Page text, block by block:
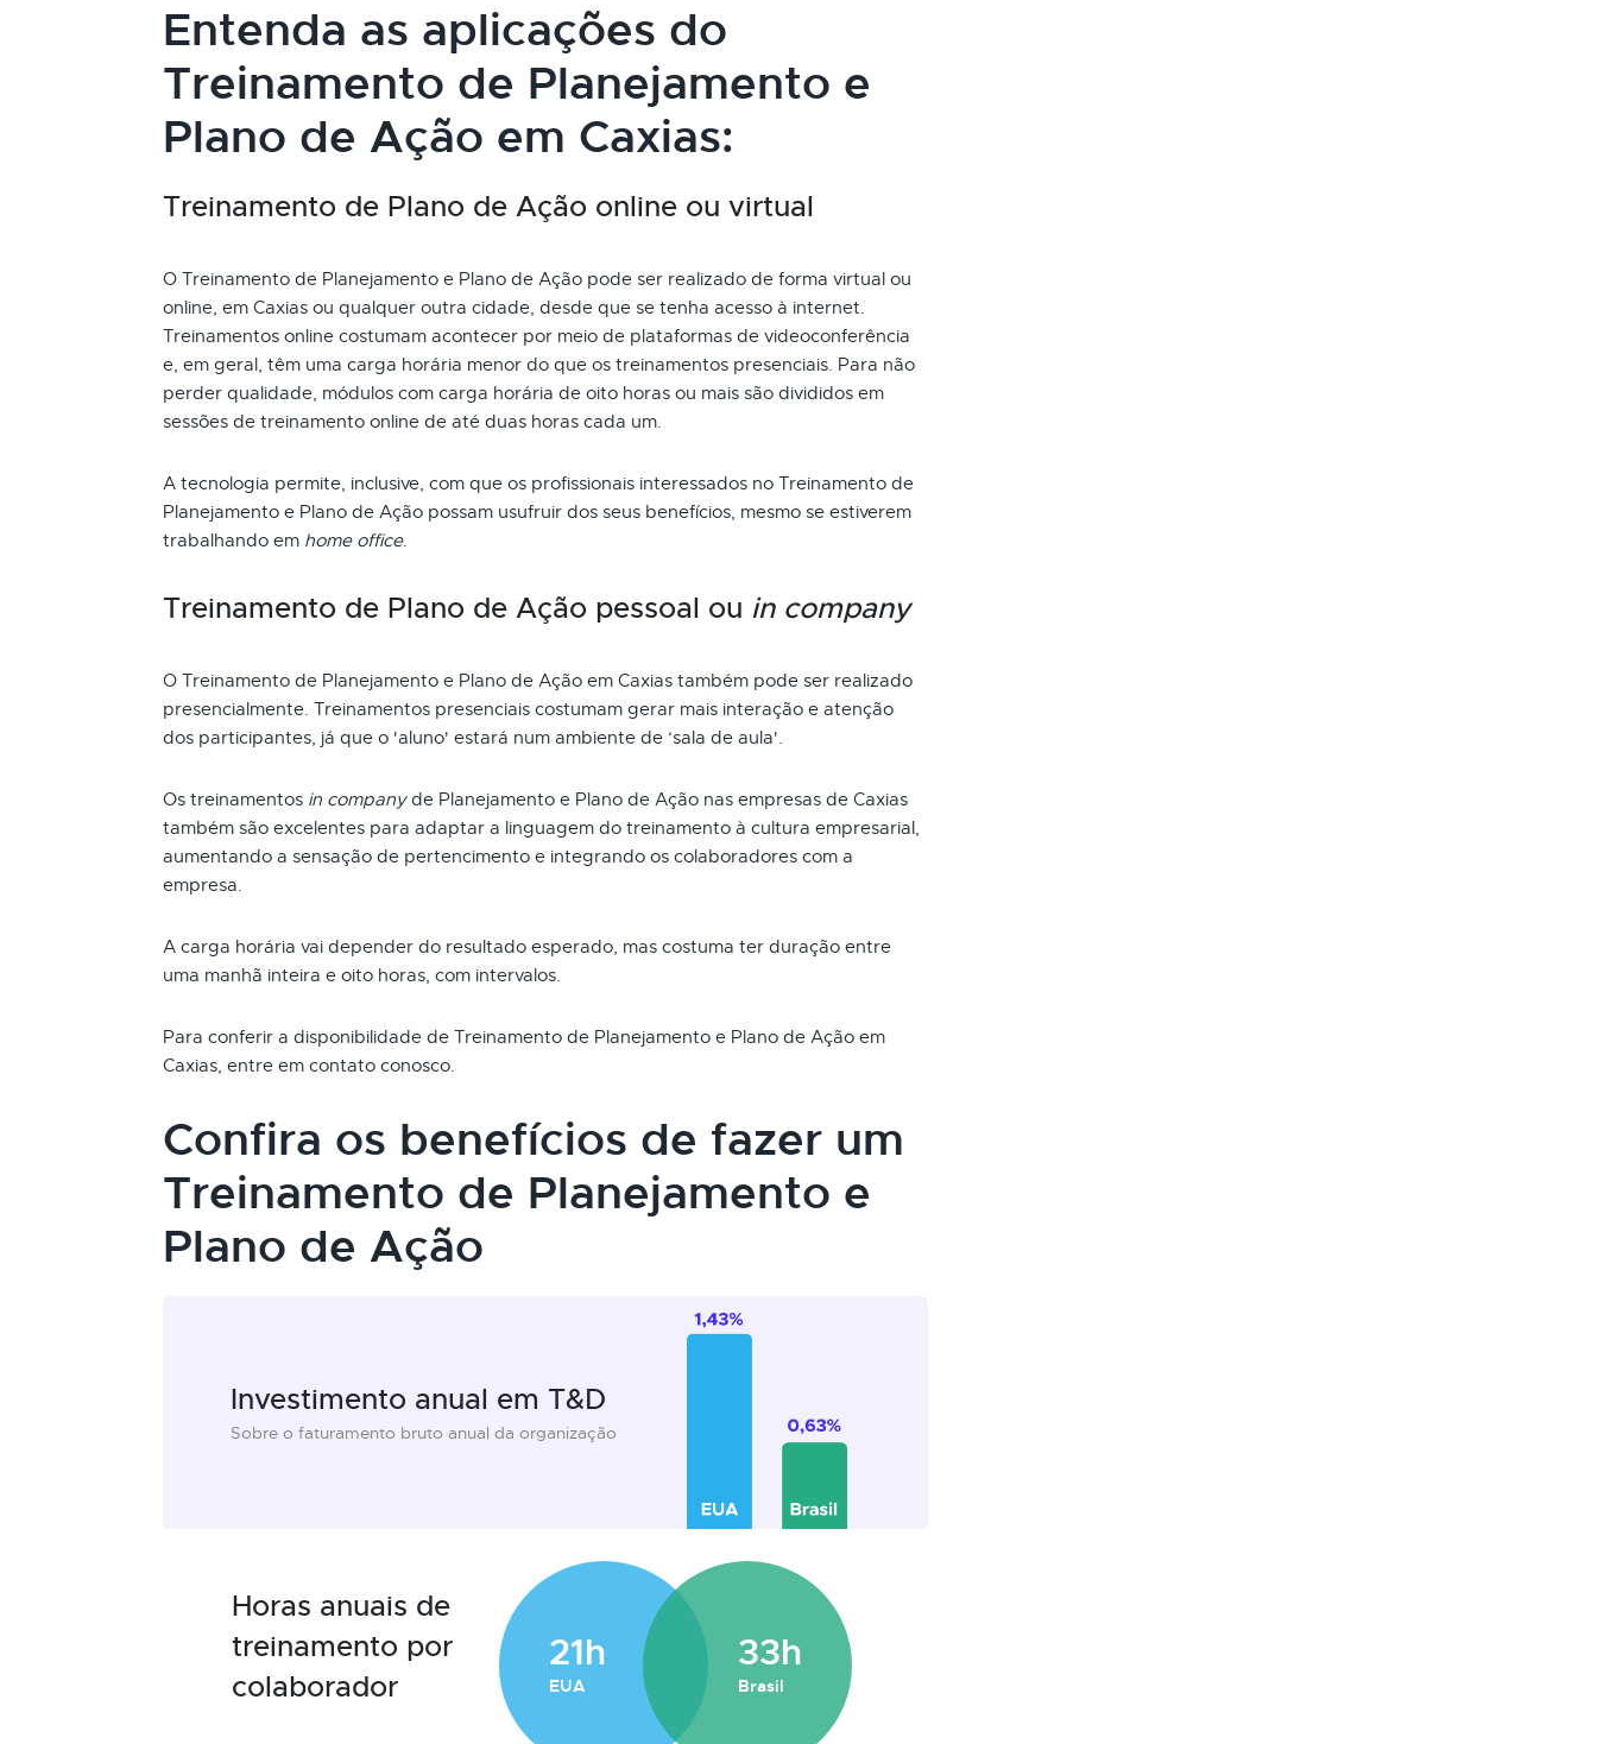
Entenda as aplicações do
Treinamento de Planejamento e
Plano de Ação em Caxias:
Treinamento de Plano de Ação online ou virtual
O Treinamento de Planejamento e Plano de Ação pode ser realizado de forma virtual ou
online, em Caxias ou qualquer outra cidade, desde que se tenha acesso à internet.
Treinamentos online costumam acontecer por meio de plataformas de videoconferência
e, em geral, têm uma carga horária menor do que os treinamentos presenciais. Para não
perder qualidade, módulos com carga horária de oito horas ou mais são divididos em
sessões de treinamento online de até duas horas cada um.
A tecnologia permite, inclusive, com que os profissionais interessados no Treinamento de
Planejamento e Plano de Ação possam usufruir dos seus benefícios, mesmo se estiverem
trabalhando em home office.
Treinamento de Plano de Ação pessoal ou in company
O Treinamento de Planejamento e Plano de Ação em Caxias também pode ser realizado
presencialmente. Treinamentos presenciais costumam gerar mais interação e atenção
dos participantes, já que o 'aluno' estará num ambiente de ‘sala de aula'.
Os treinamentos in companyde Planejamento e Plano de Ação nas empresas de Caxias
também são excelentes para adaptar a linguagem do treinamento à cultura empresarial,
aumentando a sensação de pertencimento e integrando os colaboradores com a
empresa.
A carga horária vai depender do resultado esperado, mas costuma ter duração entre
uma manhã inteira e oito horas, com intervalos.
Para conferir a disponibilidade de Treinamento de Planejamento e Plano de Ação em
Caxias, entre em contato conosco.
Confira os benefícios de fazer um
Treinamento de Planejamento e
Plano de Ação
Investimento anual em T&D
Sobre o faturamento bruto anual da organização
Horas anuais de
treinamento por
colaborador
21h
EUA
33h
Brasil